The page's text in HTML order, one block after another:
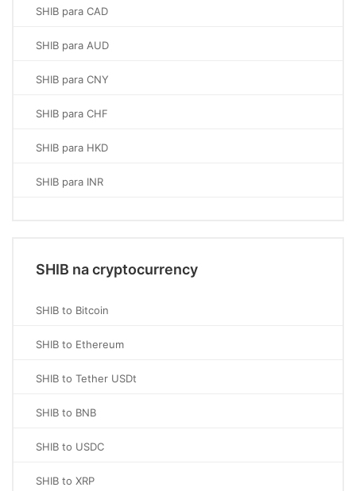
SHIB para CAD
SHIB para AUD
SHIB para CNY
SHIB para CHF
SHIB para HKD
SHIB para INR
SHIB na cryptocurrency
SHIB to Bitcoin
SHIB to Ethereum
SHIB to Tether USDt
SHIB to BNB
SHIB to USDC
SHIB to XRP